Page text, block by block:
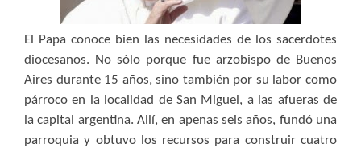
El Papa conoce bien las necesidades de los sacerdotes
diocesanos. No sólo porque fue arzobispo de Buenos
Aires durante 15 años, sino también por su labor como
párroco en la localidad de San Miguel, a las afueras de
la capital argentina. Allí, en apenas seis años, fundó una
parroquia y obtuvo los recursos para construir cuatro